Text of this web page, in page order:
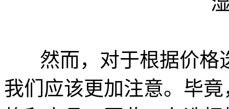
然而，对于根据价格
我们应该更加注意。毕